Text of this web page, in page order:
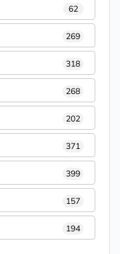
62
269
318
268
202
371
399
157
194